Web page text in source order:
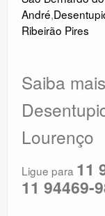
André,
Ribeirão Pires
Saiba
Lourenço
Ligue para 11
11 94469-